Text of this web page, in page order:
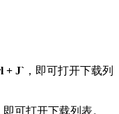
+ J` ，即可打开下载列
即可打开下载列表。